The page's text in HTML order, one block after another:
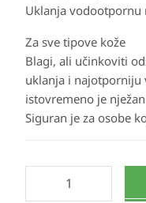
Uklanja vodootpornu
Za sve tipove kože
Blagi, ali učinkoviti
uklanja i najotporniju
istovremeno je
Siguran je za osobe